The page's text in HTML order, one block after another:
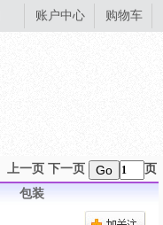
账户中心 购物车
上一页 下一页 Go
页
包装